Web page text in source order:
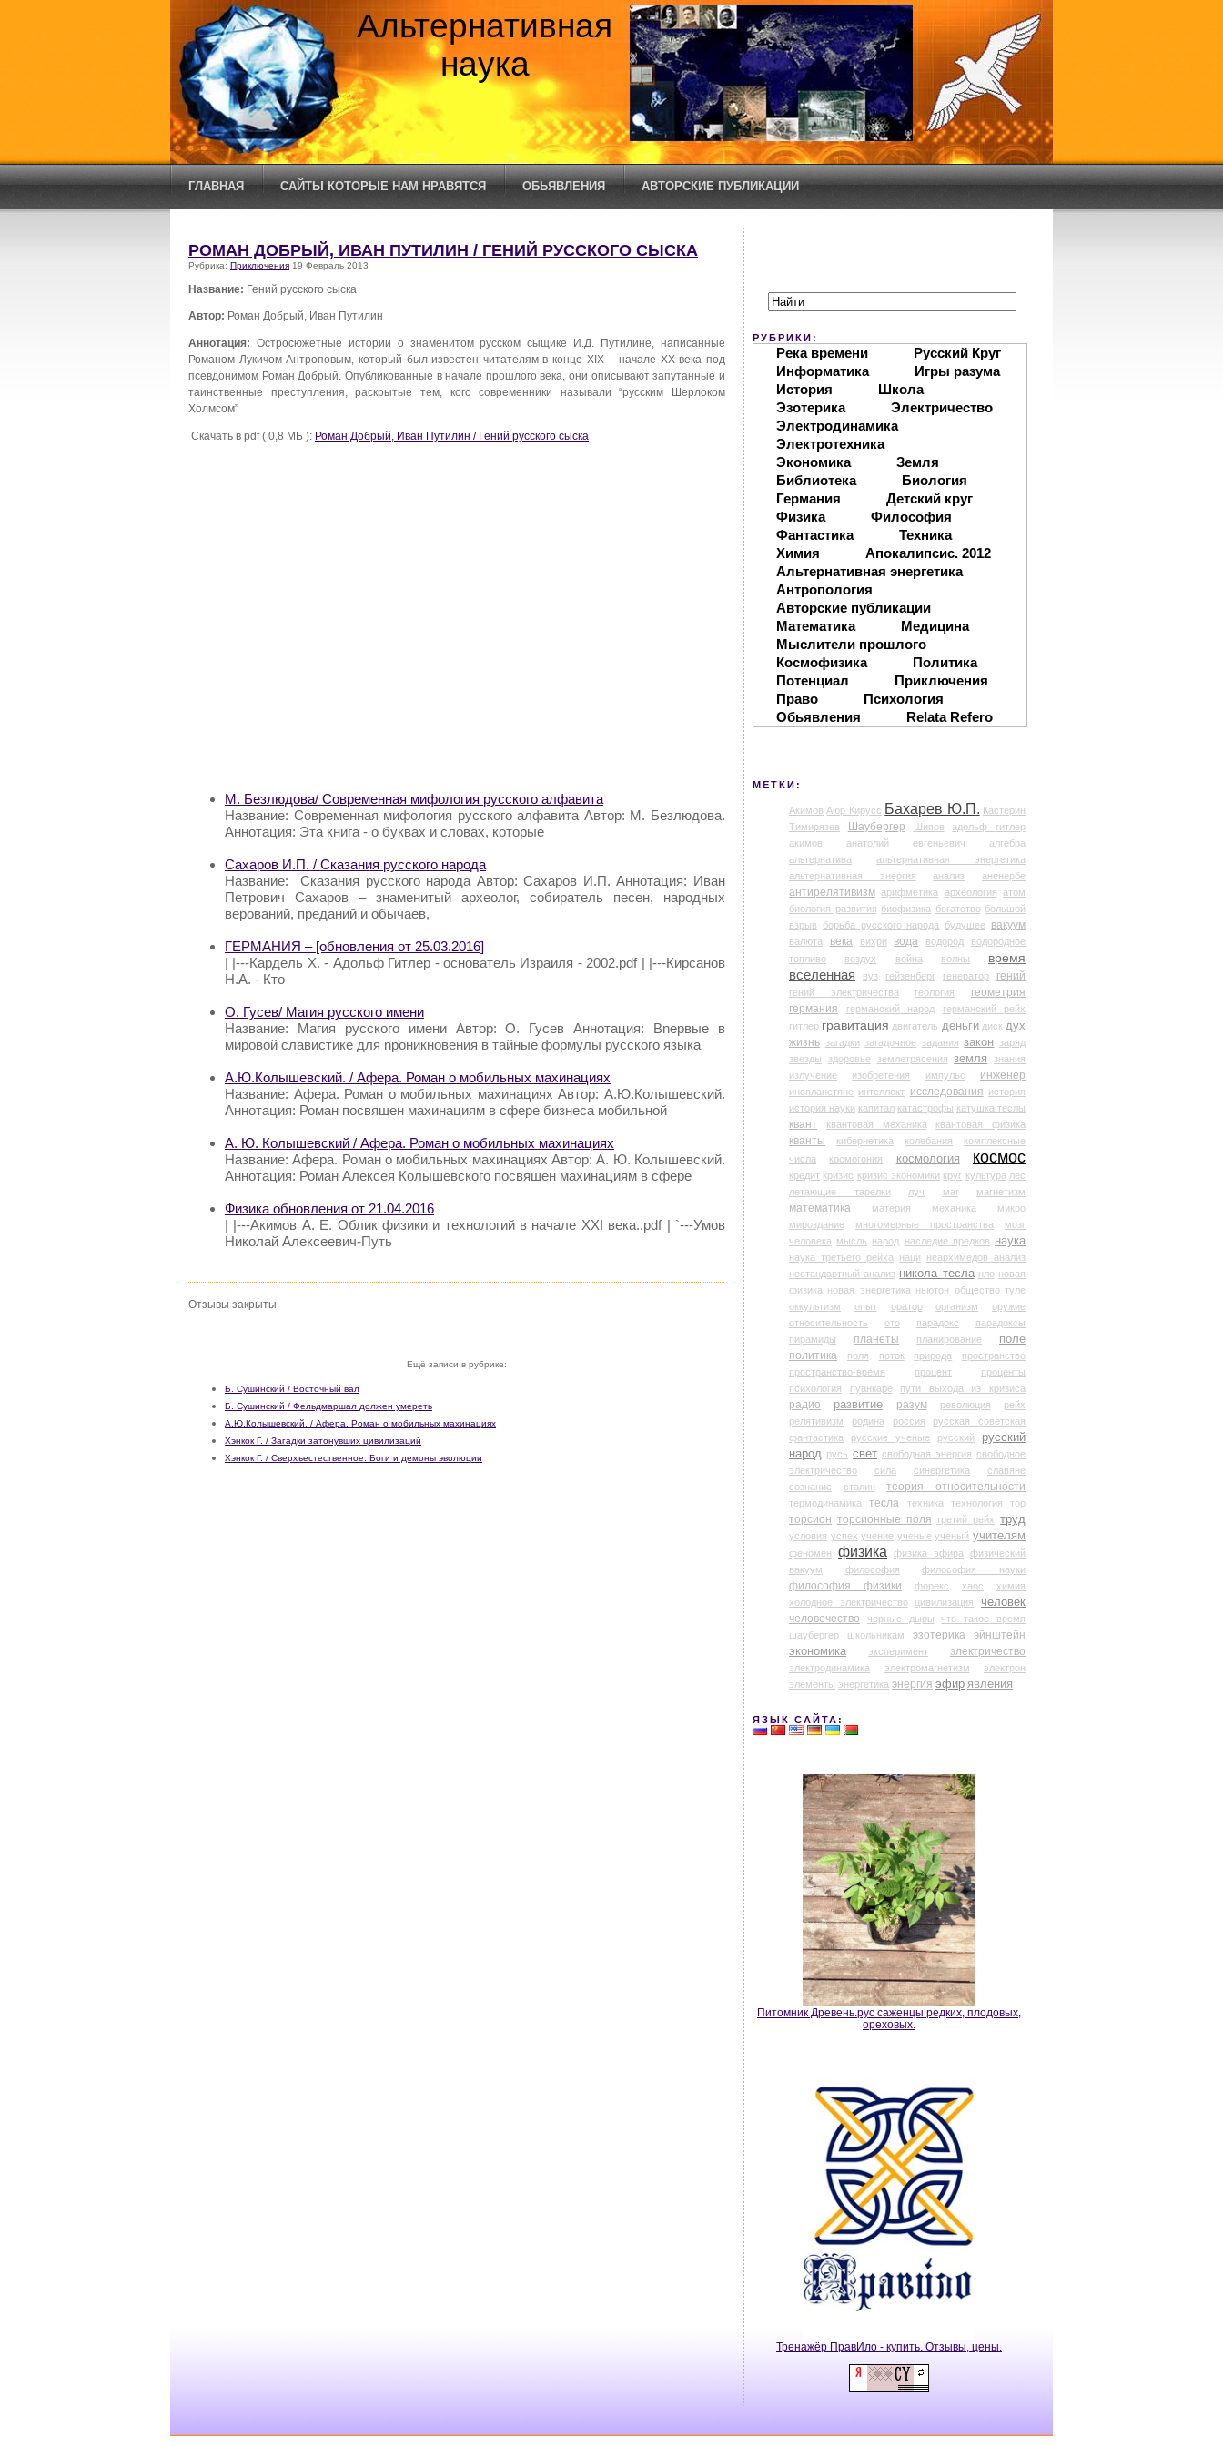
Альтернативная
наука
ГЛАВНАЯ САЙТЫ КОТОРЫЕ НАМ НРАВЯТСЯ ОБЬЯВЛЕНИЯ АВТОРСКИЕ ПУБЛИКАЦИИ
РОМАН ДОБРЫЙ, ИВАН ПУТИЛИН / ГЕНИЙ РУССКОГО СЫСКА
Рубрика: Приключения 19 Февраль 2013
Название: Гений русского сыска
Автор: Роман Добрый, Иван Путилин
Аннотация: Остросюжетные истории о знаменитом русском сыщике И.Д. Путилине, написанные
Романом Лукичом Антроповым, который был известен читателям в конце XIX – начале XX века под
псевдонимом Роман Добрый. Опубликованные в начале прошлого века, они описывают запутанные и
таинственные преступления, раскрытые тем, кого современники называли “русским Шерлоком
Холмсом”
Скачать в pdf ( 0,8 МБ ): Роман Добрый, Иван Путилин / Гений русского сыска
М. Безлюдова/ Современная мифология русского алфавита
Название: Современная мифология русского алфавита Автор: М. Безлюдова.
Аннотация: Эта книга - о буквах и словах, которые
Сахаров И.П. / Сказания русского народа
Название: Сказания русского народа Автор: Сахаров И.П. Аннотация: Иван
Петрович Сахаров – знаменитый археолог, собиратель песен, народных
верований, преданий и обычаев,
ГЕРМАНИЯ – [обновления от 25.03.2016]
| |---Кардель Х. - Адольф Гитлер - основатель Израиля - 2002.pdf | |---Кирсанов
Н.А. - Кто
О. Гусев/ Магия русского имени
Название: Магия русского имени Автор: О. Гусев Аннотация: Вnервые в
мировой славистике для nроникновения в тайные формулы русского языка
А.Ю.Колышевский. / Афера. Роман о мобильных махинациях
Название: Афера. Роман о мобильных махинациях Автор: А.Ю.Колышевский.
Аннотация: Роман посвящен махинациям в сфере бизнеса мобильной
А. Ю. Колышевский / Афера. Роман о мобильных махинациях
Название: Афера. Роман о мобильных махинациях Автор: А. Ю. Колышевский.
Аннотация: Роман Алексея Колышевского посвящен махинациям в сфере
Физика обновления от 21.04.2016
| |---Акимов А. Е. Облик физики и технологий в начале XXI века..pdf | `---Умов
Николай Алексеевич-Путь
Отзывы закрыты
Ещё записи в рубрике:
Б. Сушинский / Восточный вал
Б. Сушинский / Фельдмаршал должен умереть
А.Ю.Колышевский. / Афера. Роман о мобильных махинациях
Хэнкок Г. / Загадки затонувших цивилизаций
Хэнкок Г. / Сверхъестественное. Боги и демоны эволюции
РУБРИКИ:
Река времени
Русский Круг
Информатика
Игры разума
История
Школа
Эзотерика
Электричество
Электродинамика
Электротехника
Экономика
Земля
Библиотека
Биология
Германия
Детский круг
Физика
Философия
Фантастика
Техника
Химия
Апокалипсис. 2012
Альтернативная энергетика
Антропология
Авторские публикации
Математика
Медицина
Мыслители прошлого
Космофизика
Политика
Потенциал
Приключения
Право
Психология
Обьявления
Relata Refero
МЕТКИ:
Акимов Аюр Кирусс Бахарев Ю.П. Кастерин
Тимирязев
Шаубергер Шипов
адольф гитлер
акимов анатолий евгеньевич
алгебра
альтернатива
альтернативная энергетика
альтернативная энергия
анализ аненербе
антирелятивизм арифметика археология атом
биология развития биофизика богатство большой
взрыв
борьба русского народа будущее вакуум
валюта века вихри вода водород
водородное
топливо
воздух война волны
время
вселенная
вуз гейзенберг генератор гений
гений электричества геология
геометрия
германия
германский народ
германский рейх
гитлер гравитация двигатель деньги диск дух
жизнь загадки загадочное задания закон заряд
звезды
здоровье землетрясения земля
знания
излучение
изобретения импульс инженер
инопланетяне интеллект исследования история
история науки капитал катастрофы катушка теслы
квант квантовая механика квантовая физика
кванты кибернетика колебания
комплексные
числа
космогония космология космос
кредит кризис кризис экономики круг культура лес
летающие тарелки
луч маг магнетизм
математика материя механика
микро
мироздание
многомерные пространства
мозг
человека мысль народ наследие предков наука
наука третьего рейха наци
неархимедов анализ
нестандартный анализ никола тесла нло новая
физика новая энергетика ньютон общество туле
оккультизм
опыт оратор организм
оружие
относительность
ото парадокс
парадоксы
пирамиды
планеты планирование
поле
политика
поля поток природа
пространство
пространство-время
процент
проценты
психология
пуанкаре пути выхода из кризиса
радио развитие разум революция
рейх
релятивизм
родина россия
русская советская
фантастика
русские ученые русский
русский
народ русь свет свободная энергия свободное
электричество
сила синергетика
славяне
сознание
сталин теория относительности
термодинамика тесла техника технология тор
торсион торсионные поля третий рейх труд
условия успех учение ученые ученый учителям
феномен физика физика эфира
физический
вакуум
философия философия науки
философия физики форекс хаос
химия
холодное электричество
цивилизация человек
человечество черные дыры
что такое время
шаубергер
школьникам эзотерика
эйнштейн
экономика
эксперимент электричество
электродинамика электромагнетизм
электрон
элементы энергетика энергия эфир явления
ЯЗЫК САЙТА:
Питомник Древень.рус саженцы редких, плодовых,
ореховых.
Тренажёр ПравИло - купить. Отзывы, цены.